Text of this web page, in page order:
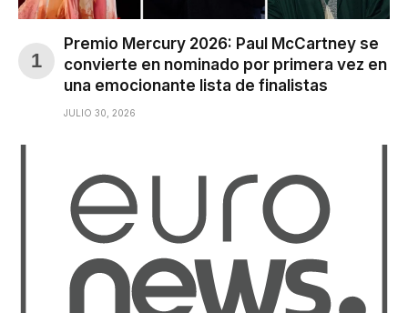
Premio Mercury 2026: Paul McCartney se
convierte en nominado por primera vez en
una emocionante lista de finalistas
JULIO 30, 2026